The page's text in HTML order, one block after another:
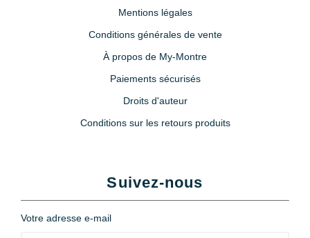
Mentions légales
Conditions générales de vente
À propos de My-Montre
Paiements sécurisés
Droits d'auteur
Conditions sur les retours produits
Suivez-nous
Votre adresse e-mail